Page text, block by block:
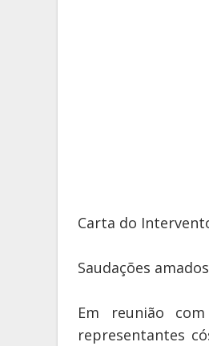
Carta do
Saudações
Em reunião
representantes